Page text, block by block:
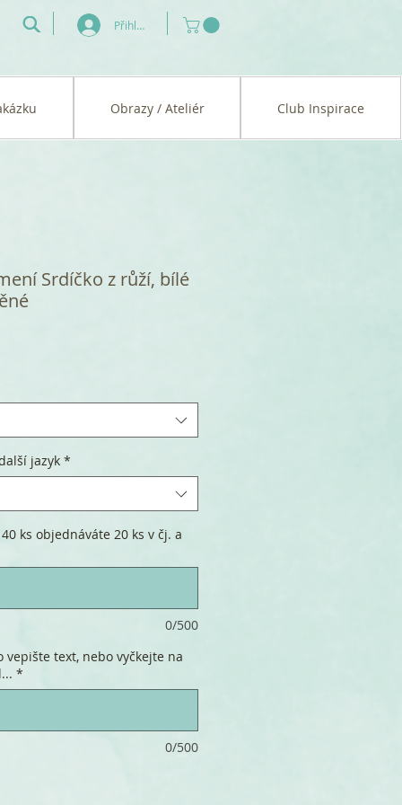
Přihlásit se
Obrazy / Ateliér Club Inspirace
Srdíčko z růží, bílé
jazyk *
ks objednáváte 20 ks v čj. a
0/500
vepište text, nebo vyčkejte na
*
0/500